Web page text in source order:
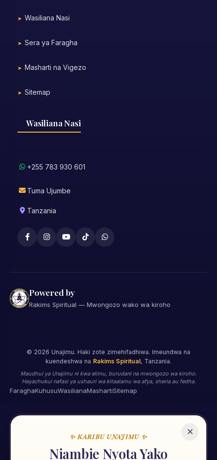
Wasiliana Nasi
Sera ya Faragha
Masharti na Vigezo
Sitemap
Wasiliana Nasi
+255 783 930 601
Tuma Ujumbe
Tanzania
Powered by
Rakims Spiritual — Mwongozo wako wa kiroho
© 2026 Unajimu. Haki zote zimehifadhiwa. Imeundwa na
kuendeshwa na Rakims Spiritual, Tanzania.
Maudhui ya Unajimu ni kwa elimu, burudani na mwongozo wa kiroho.
Hayachukui nafasi ya ushauri wa kitaalamu wa afya, sheria au fedha.
FaraghaKuhusuWasilianaMashartiSitemap
✕
✨ KARIBU UNAJIMU ✨
Niambie Nyota Yako
🌟